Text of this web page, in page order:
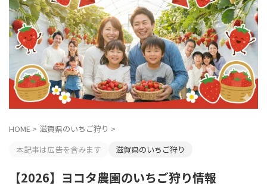
HOME > 滋賀県のいちご狩り >
本記事は広告を含みます
滋賀県のいちご狩り
【2026】ヨコタ農園のいちご狩り情報